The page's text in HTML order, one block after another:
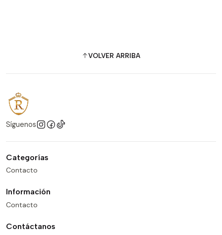
VOLVER ARRIBA
Síguenos
Categorías
Contacto
Información
Contacto
Contáctanos